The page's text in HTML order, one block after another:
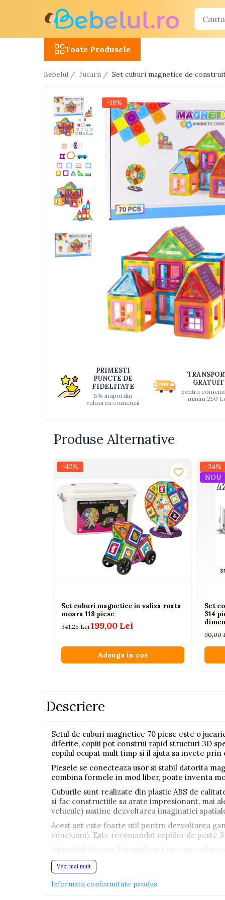
Masinute R/C
Avioane si elicoptere R/C
Motociclete R/C
Utilaje constructii R/C
Interactive, educative si muzicale
Saltelute si centre de activitati
Table desen copii
Caluti balansoar
Ateliere si unelte
Blocuri de constructie
Covorase de dans
Jocuri de indemanare
Jocuri sportive
Saltelute si centre de activitati
Set Avioane si submarine
Seturi de doctor
Seturi de rufe
Trenuri cu sine
Vehicule de constructii
Toate Produsele
Bebelul / Jucarii / Set cuburi magnetice de
-18%
PRIMESTI
PUNCTE DE
FIDELITATE
5% inapoi din
valoarea comenzii
GRATUIT
pentru
minim 250
Produse Alternative
-42%
Set cuburi magnetice in valiza roata
moara 118 piese
341,25 Lei199,00 Lei
Adauga in cos
-34%
NOU
Set
314
90,00
Descriere
Setul de cuburi magnetice 70 piese este o
diferite, copiii pot construi rapid structuri 3D
copilul ocupat mult timp si il ajuta sa invete
Piesele se conecteaza usor si stabil datorita
combina formele in mod liber, poate inventa
Cuburile sunt realizate din plastic ABS de
si fac constructiile sa arate impresionant, mai
vehicule) sustine dezvoltarea imaginatiei
Acest set este foarte util pentru dezvoltarea
conexiuni). Este recomandat copiilor de peste
Ambalajul elegant il transforma intr-un cadou
Caracteristici principale:
set educativ si creativ cu cuburi magnetice
Vezi mai mult
Informatii conformitate produs